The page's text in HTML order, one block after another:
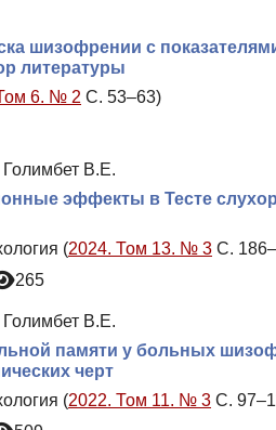
шизофрении с
литературы
6. № 2 С. 53–63)
В.Е.
эффекты в Тесте
(2024. Том 13. № 3 С.
265
В.Е.
памяти у больных
черт
(2022. Том 11. № 3 С.